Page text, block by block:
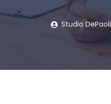
Studio DePaoli